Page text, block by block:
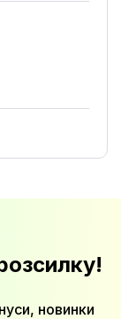
новинки